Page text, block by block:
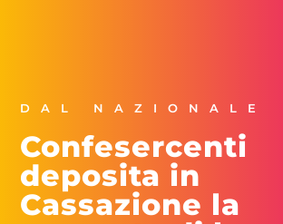
DAL NAZIONALE
Confesercenti
deposita in
Cassazione la